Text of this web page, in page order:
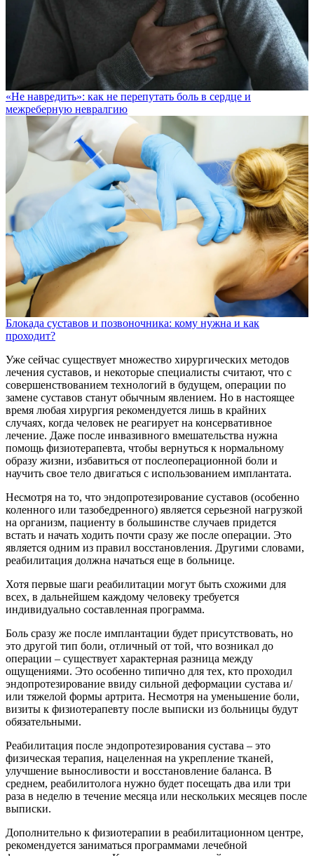
«Не навредить»: как не перепутать боль в сердце и
межреберную невралгию
Блокада суставов и позвоночника: кому нужна и как
проходит?
Уже сейчас существует множество хирургических методов
лечения суставов, и некоторые специалисты считают, что с
совершенствованием технологий в будущем, операции по
замене суставов станут обычным явлением. Но в настоящее
время любая хирургия рекомендуется лишь в крайних
случаях, когда человек не реагирует на консервативное
лечение. Даже после инвазивного вмешательства нужна
помощь физиотерапевта, чтобы вернуться к нормальному
образу жизни, избавиться от послеоперационной боли и
научить свое тело двигаться с использованием имплантата.
Несмотря на то, что эндопротезирование суставов (особенно
коленного или тазобедренного) является серьезной нагрузкой
на организм, пациенту в большинстве случаев придется
встать и начать ходить почти сразу же после операции. Это
является одним из правил восстановления. Другими словами,
реабилитация должна начаться еще в больнице.
Хотя первые шаги реабилитации могут быть схожими для
всех, в дальнейшем каждому человеку требуется
индивидуально составленная программа.
Боль сразу же после имплантации будет присутствовать, но
это другой тип боли, отличный от той, что возникал до
операции – существует характерная разница между
ощущениями. Это особенно типично для тех, кто проходил
эндопротезирование ввиду сильной деформации сустава и/
или тяжелой формы артрита. Несмотря на уменьшение боли,
визиты к физиотерапевту после выписки из больницы будут
обязательными.
Реабилитация после эндопротезирования сустава – это
физическая терапия, нацеленная на укрепление тканей,
улучшение выносливости и восстановление баланса. В
среднем, реабилитолога нужно будет посещать два или три
раза в неделю в течение месяца или нескольких месяцев после
выписки.
Дополнительно к физиотерапии в реабилитационном центре,
рекомендуется заниматься программами лечебной